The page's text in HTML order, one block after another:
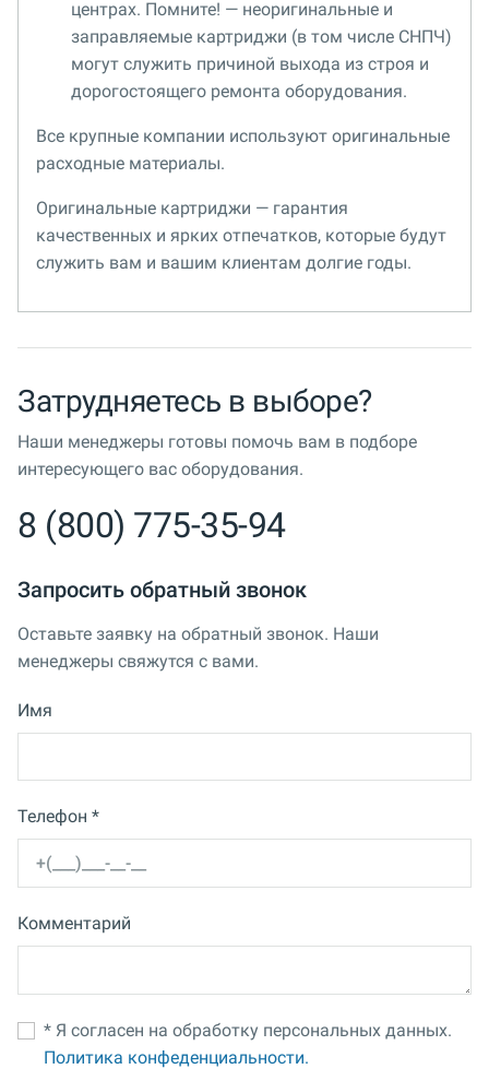
центрах. Помните! — неоригинальные и
заправляемые картриджи (в том числе СНПЧ)
могут служить причиной выхода из строя и
дорогостоящего ремонта оборудования.
Все крупные компании используют оригинальные
расходные материалы.
Оригинальные картриджи — гарантия
качественных и ярких отпечатков, которые будут
служить вам и вашим клиентам долгие годы.
Затрудняетесь в выборе?
Наши менеджеры готовы помочь вам в подборе
интересующего вас оборудования.
8 (800) 775-35-94
Запросить обратный звонок
Оставьте заявку на обратный звонок. Наши
менеджеры свяжутся с вами.
Имя
Телефон *
Комментарий
* Я согласен на обработку персональных данных.
Политика конфеденциальности.